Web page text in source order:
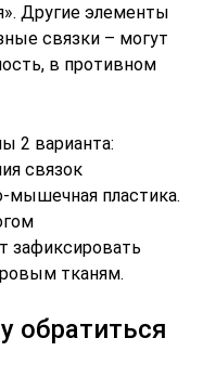
Другие элементы
связки – могут
в противном
2 варианта:
связок
мышечная пластика.
зафиксировать
тканям.
обратиться